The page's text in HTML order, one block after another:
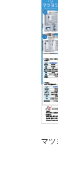
マ